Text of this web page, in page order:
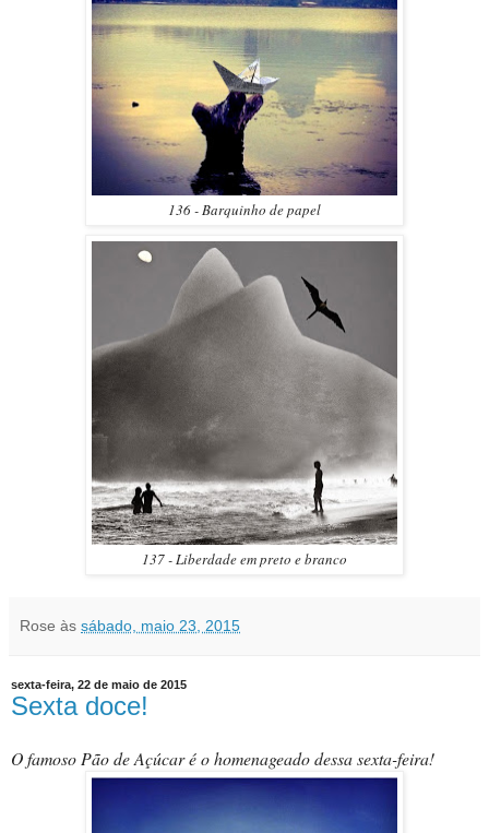
136 - Barquinho de papel
137 - Liberdade em preto e branco
Rose às sábado, maio 23, 2015
sexta-feira, 22 de maio de 2015
Sexta doce!
O famoso Pão de Açúcar é o homenageado dessa sexta-feira!